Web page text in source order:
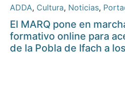
ADDA, Cultura, Noticias,
El MARQ pone en
formativo online para
de la Pobla de Ifach a